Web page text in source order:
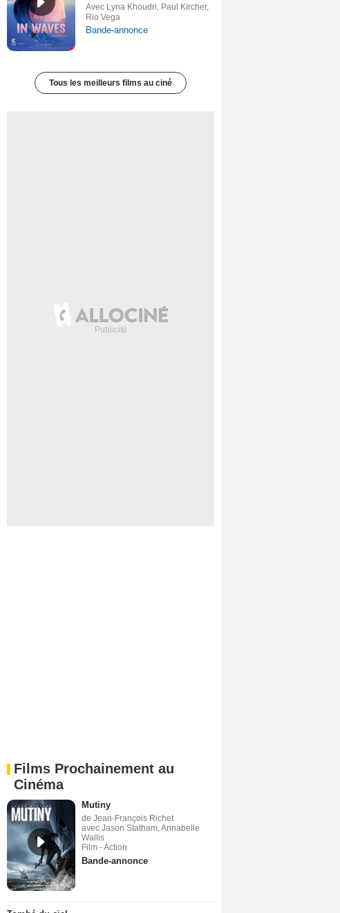
Avec Lyna Khoudri, Paul Kircher,
Rio Vega
Bande-annonce
Tous les meilleurs films au ciné
Films Prochainement au
Cinéma
Mutiny
de Jean-François Richet
avec Jason Statham, Annabelle
Wallis
Film - Action
Bande-annonce